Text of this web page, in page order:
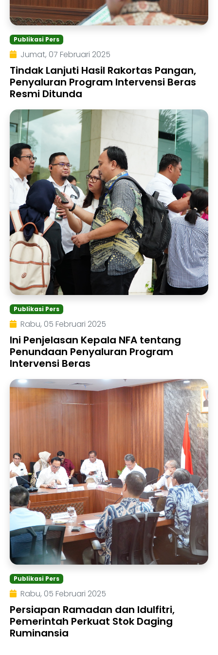
Publikasi Pers
Jumat, 07 Februari 2025
Tindak Lanjuti Hasil Rakortas Pangan,
Penyaluran Program Intervensi Beras
Resmi Ditunda
Publikasi Pers
Rabu, 05 Februari 2025
Ini Penjelasan Kepala NFA tentang
Penundaan Penyaluran Program
Intervensi Beras
Publikasi Pers
Rabu, 05 Februari 2025
Persiapan Ramadan dan Idulfitri,
Pemerintah Perkuat Stok Daging
Ruminansia